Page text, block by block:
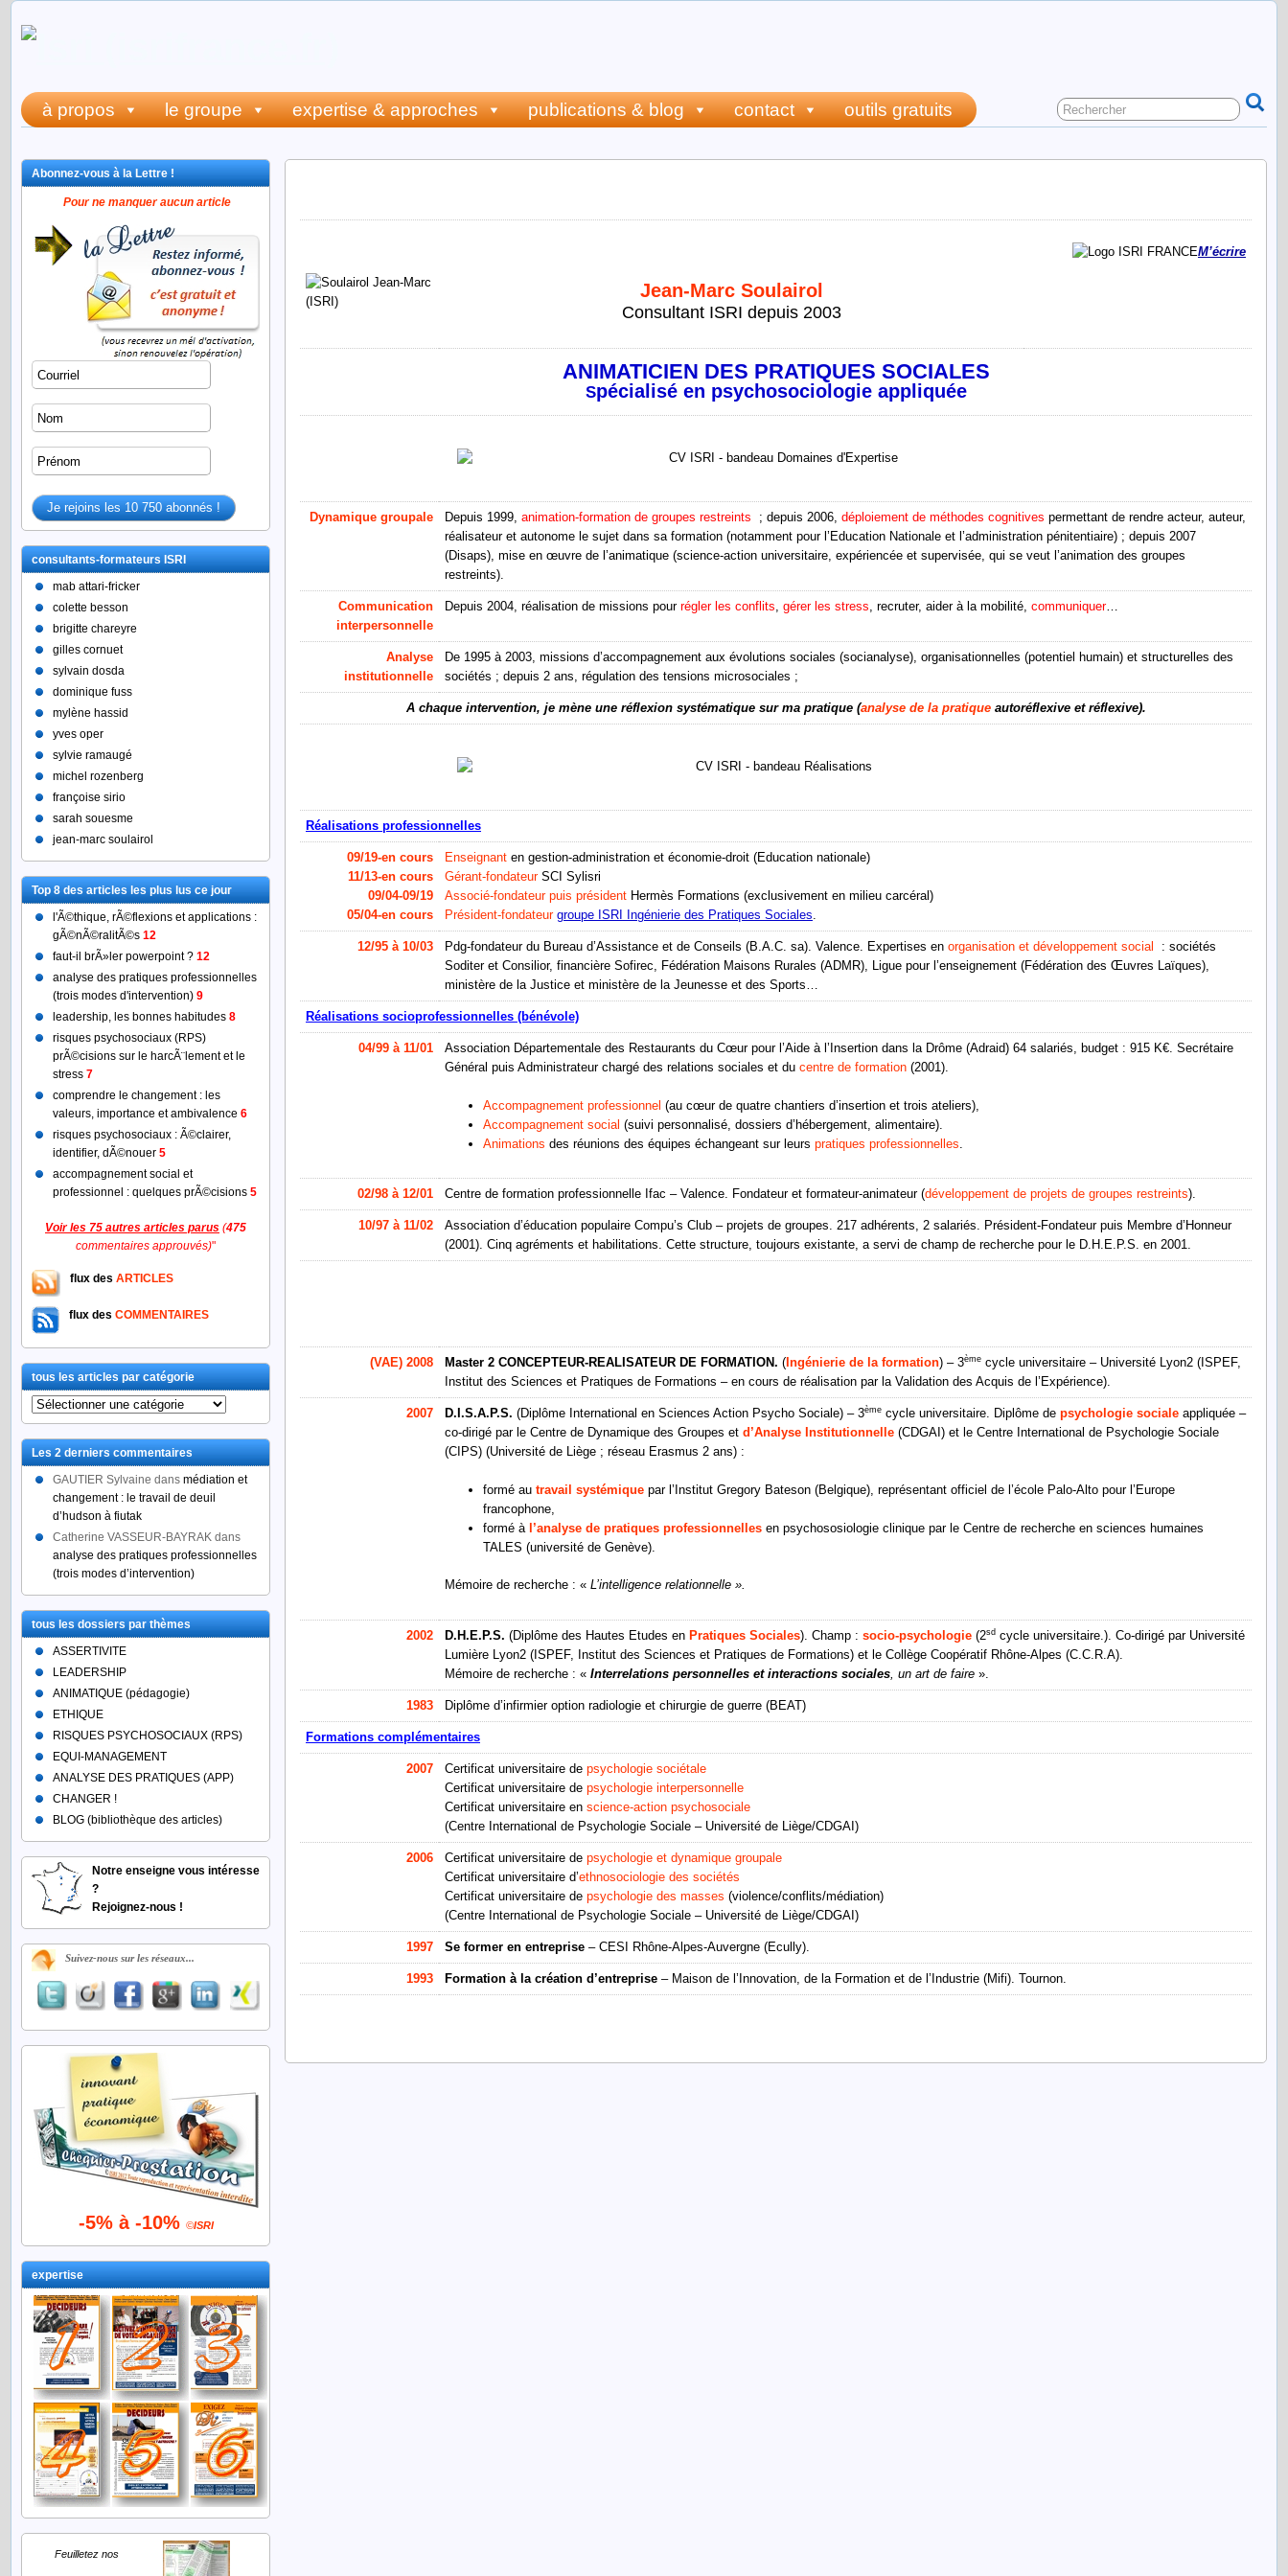
à propos le groupe expertise & approches publications & blog contact outils gratuits
Jean-Marc Soulairol
Consultant ISRI depuis 2003
M’écrire
ANIMATICIEN DES PRATIQUES SOCIALES
Spécialisé en psychosociologie appliquée
Dynamique groupale Depuis 1999, animation-formation de groupes restreints ; depuis 2006, déploiement de méthodes cognitives permettant de rendre acteur, auteur,
réalisateur et autonome le sujet dans sa formation (notamment pour l’Education Nationale et l’administration pénitentiaire) ; depuis 2007
(Disaps), mise en œuvre de l’animatique (science-action universitaire, expériencée et supervisée, qui se veut l’animation des groupes
restreints).
Communication
interpersonnelle
Depuis 2004, réalisation de missions pour régler les conflits, gérer les stress, recruter, aider à la mobilité, communiquer…
Analyse
institutionnelle
De 1995 à 2003, missions d’accompagnement aux évolutions sociales (socianalyse), organisationnelles (potentiel humain) et structurelles des
sociétés ; depuis 2 ans, régulation des tensions microsociales ;
A chaque intervention, je mène une réflexion systématique sur ma pratique (analyse de la pratiqueautoréflexive et réflexive).
Réalisations professionnelles
09/19-en cours
11/13-en cours
09/04-09/19
05/04-en cours
Enseignant en gestion-administration et économie-droit (Education nationale)
Gérant-fondateur SCI Sylisri
Associé-fondateur puis président Hermès Formations (exclusivement en milieu carcéral)
Président-fondateur groupe ISRI Ingénierie des Pratiques Sociales.
12/95 à 10/03 Pdg-fondateur du Bureau d’Assistance et de Conseils (B.A.C. sa). Valence. Expertises en organisation et développement social
: sociétés
Soditer et Consilior, financière Sofirec, Fédération Maisons Rurales (ADMR), Ligue pour l’enseignement (Fédération des Œuvres Laïques),
ministère de la Justice et ministère de la Jeunesse et des Sports…
Réalisations socioprofessionnelles (bénévole)
04/99 à 11/01
Association Départementale des Restaurants du Cœur pour l’Aide à l’Insertion dans la Drôme (Adraid) 64 salariés, budget : 915 K€. Secrétaire
Général puis Administrateur chargé des relations sociales et du centre de formation (2001).
Accompagnement professionnel (au cœur de quatre chantiers d’insertion et trois ateliers),
Accompagnement social (suivi personnalisé, dossiers d’hébergement, alimentaire).
Animations des réunions des équipes échangeant sur leurs pratiques professionnelles
02/98 à 12/01 Centre de formation professionnelle Ifac – Valence. Fondateur et formateur-animateur (développement de projets de groupes restreints).
10/97 à 11/02
Association d’éducation populaire Compu’s Club – projets de groupes. 217 adhérents, 2 salariés. Président-Fondateur puis Membre d’Honneur
(2001). Cinq agréments et habilitations. Cette structure, toujours existante, a servi de champ de recherche pour le D.H.E.P.S. en 2001.
(VAE) 2008 Master 2 CONCEPTEUR-REALISATEUR DE FORMATION. ( Ingénierie de la formation) – 3ème cycle universitaire – Université Lyon2 (ISPEF,
Institut des Sciences et Pratiques de Formations – en cours de réalisation par la Validation des Acquis de l’Expérience).
2007 D.I.S.A.P.S. (Diplôme International en Sciences Action Psycho Sociale) – 3ème cycle universitaire. Diplôme de psychologie sociale appliquée –
co-dirigé par le Centre de Dynamique des Groupes et d’Analyse Institutionnelle (CDGAI) et le Centre International de Psychologie Sociale
(CIPS) (Université de Liège ; réseau Erasmus 2 ans) :
formé au travail systémique par l’Institut Gregory Bateson (Belgique), représentant officiel de l’école Palo-Alto pour l’Europe
francophone,
formé à l’analyse de pratiques professionnelles en psychososiologie clinique par le Centre de recherche en sciences humaines
TALES (université de Genève).
Mémoire de recherche : « L’intelligence relationnelle ».
2002 D.H.E.P.S. (Diplôme des Hautes Etudes en Pratiques Sociales). Champ : socio-psychologie (2sd cycle universitaire.). Co-dirigé par Université
Lumière Lyon2 (ISPEF, Institut des Sciences et Pratiques de Formations) et le Collège Coopératif Rhône-Alpes (C.C.R.A).
Mémoire de recherche : « Interrelations personnelles et interactions sociales, un art de faire ».
1983 Diplôme d’infirmier option radiologie et chirurgie de guerre (BEAT)
Formations complémentaires
2007 Certificat universitaire de psychologie sociétale
Certificat universitaire de psychologie interpersonnelle
Certificat universitaire en science-action psychosociale
(Centre International de Psychologie Sociale – Université de Liège/CDGAI)
2006 Certificat universitaire de psychologie et dynamique groupale
Certificat universitaire d’ethnosociologie des sociétés
Certificat universitaire de psychologie des masses (violence/conflits/médiation)
(Centre International de Psychologie Sociale – Université de Liège/CDGAI)
1997 Se former en entreprise – CESI Rhône-Alpes-Auvergne (Ecully).
1993 Formation à la création d’entreprise – Maison de l’Innovation, de la Formation et de l’Industrie (Mifi). Tournon.
Abonnez-vous à la Lettre !
Pour ne manquer aucun article
consultants-formateurs ISRI
mab attari-fricker
colette besson
brigitte chareyre
gilles cornuet
sylvain dosda
dominique fuss
mylène hassid
yves oper
sylvie ramaugé
michel rozenberg
françoise sirio
sarah souesme
jean-marc soulairol
Top 8 des articles les plus lus ce jour
l'Ã©thique, rÃ©flexions et applications :
gÃ©nÃ©ralitÃ©s 12
faut-il brÃ»ler powerpoint ? 12
analyse des pratiques professionnelles
(trois modes d'intervention) 9
leadership, les bonnes habitudes 8
risques psychosociaux (RPS)
prÃ©cisions sur le harcÃ¨lement et le
stress 7
comprendre le changement : les
valeurs, importance et ambivalence 6
risques psychosociaux : Ã©clairer,
identifier, dÃ©nouer 5
accompagnement social et
professionnel : quelques prÃ©cisions 5
Voir les 75 autres articles parus (475
commentaires approuvés)"
flux des ARTICLES
flux des COMMENTAIRES
tous les articles par catégorie
tous
les
articles
par
catégorie
Les 2 derniers commentaires
GAUTIER Sylvaine dans médiation et
changement : le travail de deuil
d’hudson à fiutak
Catherine VASSEUR-BAYRAK dans
analyse des pratiques professionnelles
(trois modes d’intervention)
tous les dossiers par thèmes
ASSERTIVITE
LEADERSHIP
ANIMATIQUE (pédagogie)
ETHIQUE
RISQUES PSYCHOSOCIAUX (RPS)
EQUI-MANAGEMENT
ANALYSE DES PRATIQUES (APP)
CHANGER !
BLOG (bibliothèque des articles)
Notre enseigne vous intéresse
?
Rejoignez-nous !
Suivez-nous sur les réseaux...
-5% à -10% ©ISRI
expertise
Feuilletez nos